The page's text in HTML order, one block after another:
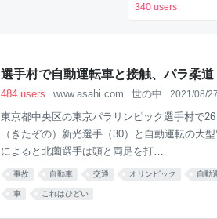
340 users
選手村で自動運転車と接触、パラ柔
484 users www.asahi.com 世の中 2021/08/27
東京都中央区の東京パラリンピック選手村で
（きたぞの）新光選手（30）と自動運転の大
によると北薗選手は頭と両足を打…
事故 自動車 交通 オリンピック 自動
車 これはひどい